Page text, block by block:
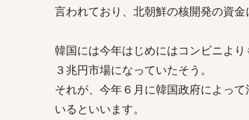
言われており、北朝鮮の核開発の資
韓国には今年はじめにはコンビニより
３兆円市場になっていたそう。
それが、今年６月に韓国政府によっ
いるといいます。